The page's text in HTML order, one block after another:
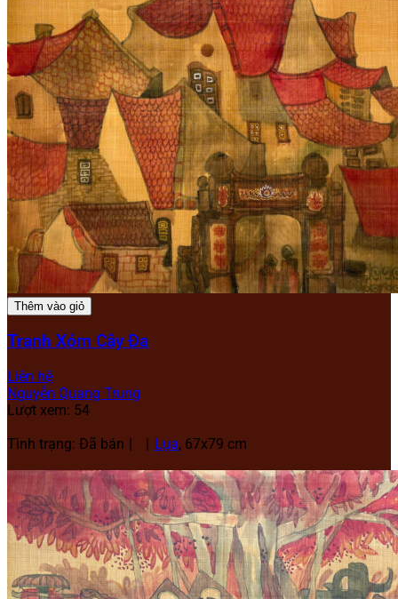
Thêm vào giỏ
Tranh Xóm Cây Đa
Liên hệ
Nguyễn Quang Trung
Lượt xem: 54
Tình trạng: Đã bán
Lụa, 67x79 cm